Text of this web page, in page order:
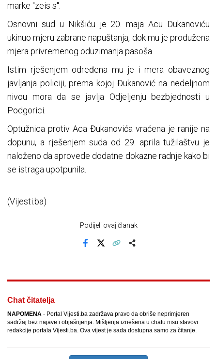
marke "zeis s".
Osnovni sud u Nikšiću je 20. maja Acu Đukanoviću
ukinuo mjeru zabrane napuštanja, dok mu je produžena
mjera privremenog oduzimanja pasoša.
Istim rješenjem određena mu je i mera obaveznog
javljanja policiji, prema kojoj Đukanović na nedeljnom
nivou mora da se javlja Odjeljenju bezbjednosti u
Podgorici.
Optužnica protiv Aca Đukanovića vraćena je ranije na
dopunu, a rješenjem suda od 29. aprila tužilaštvu je
naloženo da sprovede dodatne dokazne radnje kako bi
se istraga upotpunila.
(Vijesti.ba)
Podijeli ovaj članak
Chat čitatelja
NAPOMENA - Portal Vijesti.ba zadržava pravo da obriše neprimjeren
sadržaj bez najave i objašnjenja. Mišljenja iznešena u chatu nisu stavovi
redakcije portala Vijesti.ba. Ova vijest je sada dostupna samo za čitanje.